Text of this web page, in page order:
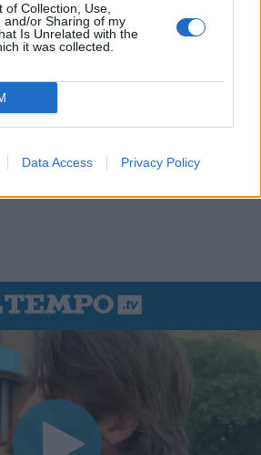
of Collection, Use,
and/or Sharing of my
Is Unrelated with the
it was collected.
Data Access Privacy Policy